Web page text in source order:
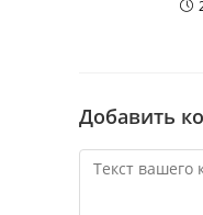
Добавить